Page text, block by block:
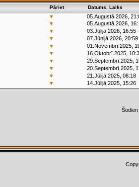
Pāriet Datums, Laiks
▼
05.Augustā.2026,
▼
05.Augustā.2026,
▼
03.Jūlijā.2026, 16:55
▼
07.Jūnijā.2026, 20:59
▼
01.Novembrī.2025,
▼
16.Oktobrī.2025,
▼
29.Septembrī.2025,
▼
20.Septembrī.2025,
▼
21.Jūlijā.2025, 08:18
▼ 14.Jūlijā.2025, 15:26